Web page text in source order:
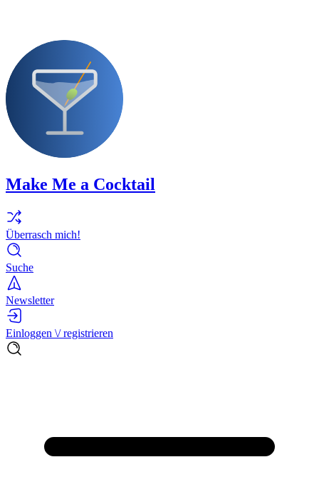
Make Me a Cocktail
Überrasch mich!
Suche
Newsletter
Einloggen \/ registrieren